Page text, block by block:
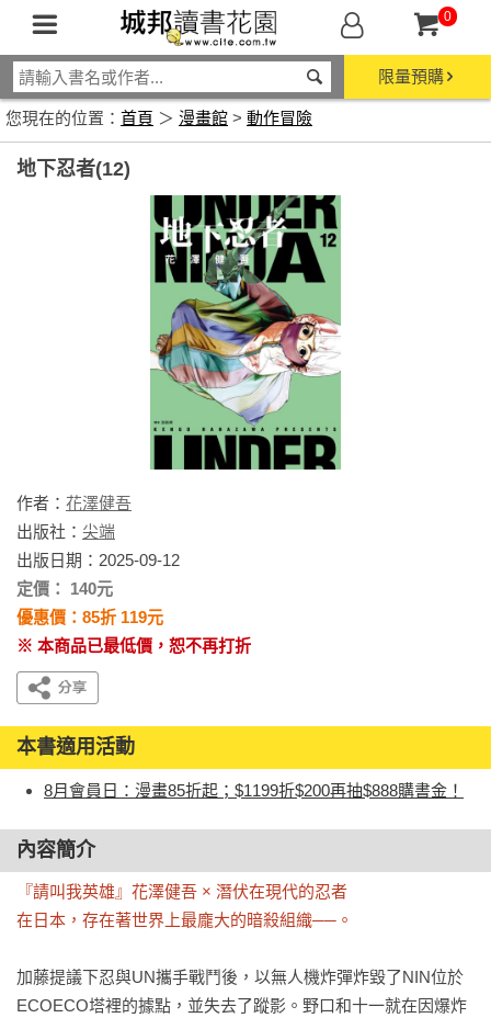
0
限量預購
您現在的位置： 首頁 ＞ 漫畫館 > 動作冒險
地下忍者(12)
作者： 花澤健吾
出版社： 尖端
出版日期：2025-09-12
定價： 140元
優惠價：85折 119元
※ 本商品已最低價，恕不再打折
本書適用活動
8月會員日：漫畫85折起；$1199折$200再抽$888購書金！
內容簡介
『請叫我英雄』花澤健吾 × 潛伏在現代的忍者
在日本，存在著世界上最龐大的暗殺組織──。
加藤提議下忍與UN攜手戰鬥後，以無人機炸彈炸毀了NIN位於
ECOECO塔裡的據點，並失去了蹤影。野口和十一就在因爆炸